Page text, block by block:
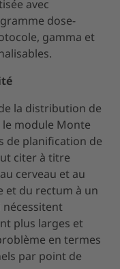
avec
dose-
gamma et
la distribution de
module Monte
de planification de
citer à titre
cerveau et au
et du rectum à un
nécessitent
plus larges et
en termes
par point de